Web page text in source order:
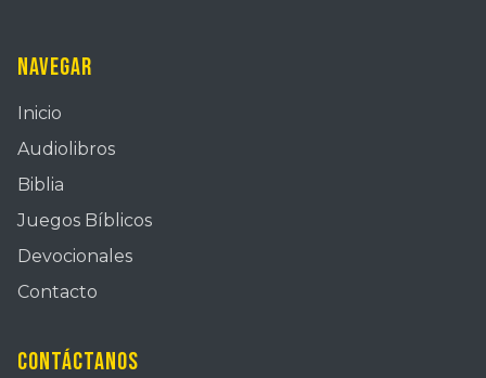
Navegar
Inicio
Audiolibros
Biblia
Juegos Bíblicos
Devocionales
Contacto
Contáctanos